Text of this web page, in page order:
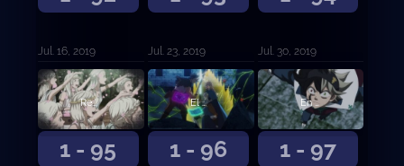
Jul. 16, 2019 Jul. 23, 2019 Jul. 30, 2019
1 - 95
Reencarnación
1 - 96
El capitán de los Toros Negros contra la Rosa Carmesí
1 - 97
En completa desventaja